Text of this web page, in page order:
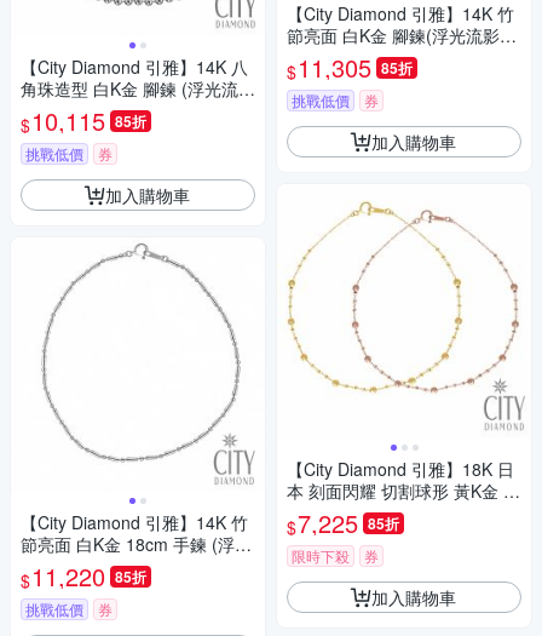
【City Diamond 引雅】14K 八
角珠造型 白K金 腳鍊 (浮光流影
系列)
$10,115 85折
挑戰低價 券
加入購物車
【City Diamond 引雅】14K 竹
節亮面 白K金 18cm 手鍊 (浮光
流影系列)
$11,220 85折
挑戰低價 券
【City Diamond 引雅】14K 竹
節亮面 白K金 腳鍊(浮光流影系
列)
$11,305 85折
挑戰低價 券
加入購物車
【City Diamond 引雅】18K 日
本 刻面閃耀 切割球形 黃K金 玫
瑰金 手鍊-兩色任選(東京Yuki表
參道系列)
$7,225 85折
限時下殺 券
加入購物車